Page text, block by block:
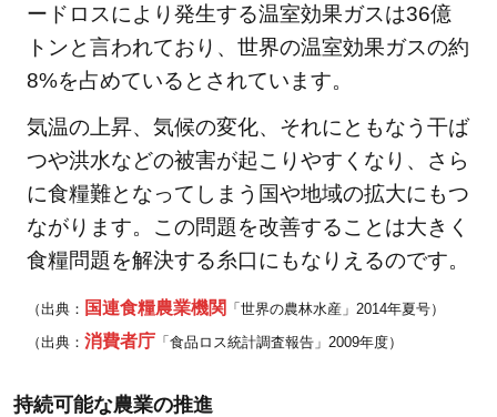
向き
合お
う
ードロスにより発生する温室効果ガスは36億
トンと言われており、世界の温室効果ガスの約
8%を占めているとされています。
気温の上昇、気候の変化、それにともなう干ば
つや洪水などの被害が起こりやすくなり、さら
に食糧難となってしまう国や地域の拡大にもつ
ながります。この問題を改善することは大きく
食糧問題を解決する糸口にもなりえるのです。
（出典： 国連食糧農業機関 「世界の農林水産」2014年夏号）
（出典： 消費者庁 「食品ロス統計調査報告」2009年度）
持続可能な農業の推進